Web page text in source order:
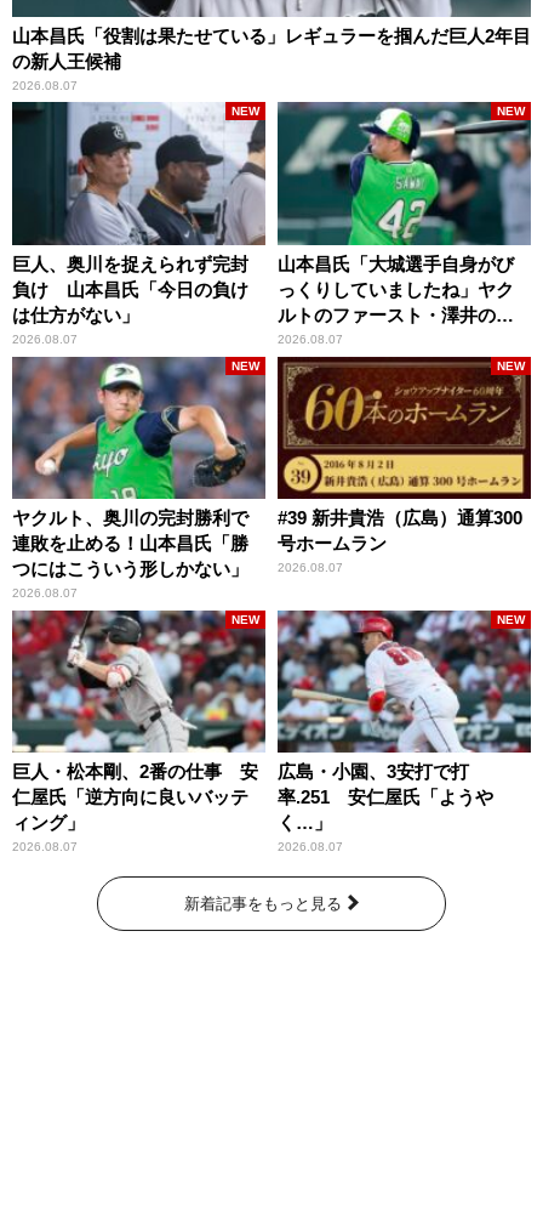
山本昌氏「役割は果たせている」レギュラーを掴んだ巨人2年目
の新人王候補
2026.08.07
巨人、奥川を捉えられず完封
負け 山本昌氏「今日の負け
は仕方がない」
2026.08.07
NEW
山本昌氏「大城選手自身がび
っくりしていましたね」ヤク
ルトのファースト・澤井の判
断を評価
2026.08.07
NEW
ヤクルト、奥川の完封勝利で
連敗を止める！山本昌氏「勝
つにはこういう形しかない」
2026.08.07
NEW
#39 新井貴浩（広島）通算300
号ホームラン
2026.08.07
NEW
巨人・松本剛、2番の仕事 安
仁屋氏「逆方向に良いバッテ
ィング」
2026.08.07
NEW
広島・小園、3安打で打
率.251 安仁屋氏「ようや
く…」
2026.08.07
NEW
新着記事をもっと見る